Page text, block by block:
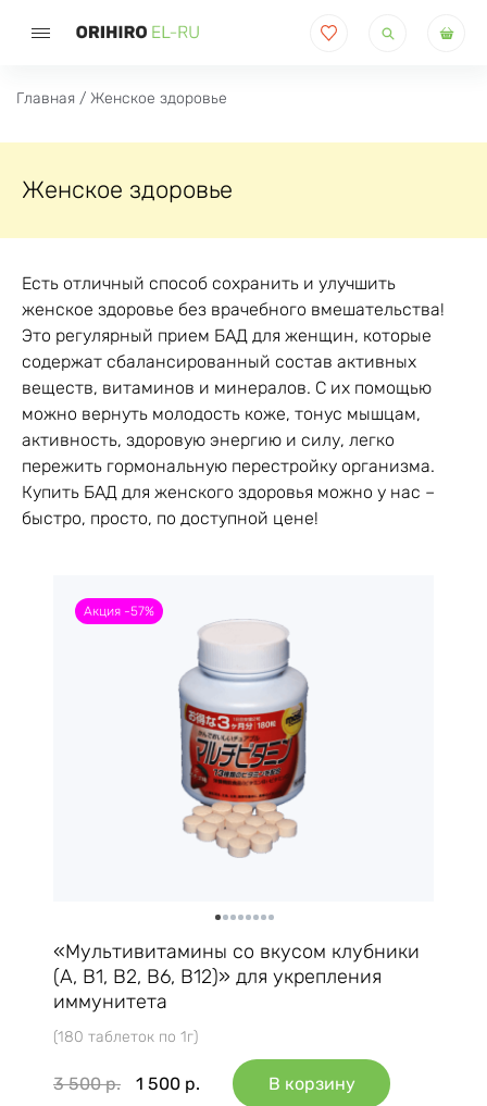
товаров
Главная / Женское здоровье
Женское здоровье
Есть отличный способ сохранить и улучшить
женское здоровье без врачебного вмешательства!
Это регулярный прием БАД для женщин, которые
содержат сбалансированный состав активных
веществ, витаминов и минералов. С их помощью
можно вернуть молодость коже, тонус мышцам,
активность, здоровую энергию и силу, легко
пережить гормональную перестройку организма.
Купить БАД для женского здоровья можно у нас –
быстро, просто, по доступной цене!
Акция -57%
«Мультивитамины со вкусом клубники
(A, B1, B2, B6, B12)» для укрепления
иммунитета
(180 таблеток по 1г)
3 500р. 1 500 р. В корзину